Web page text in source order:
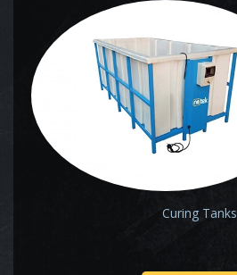
Curing Tanks